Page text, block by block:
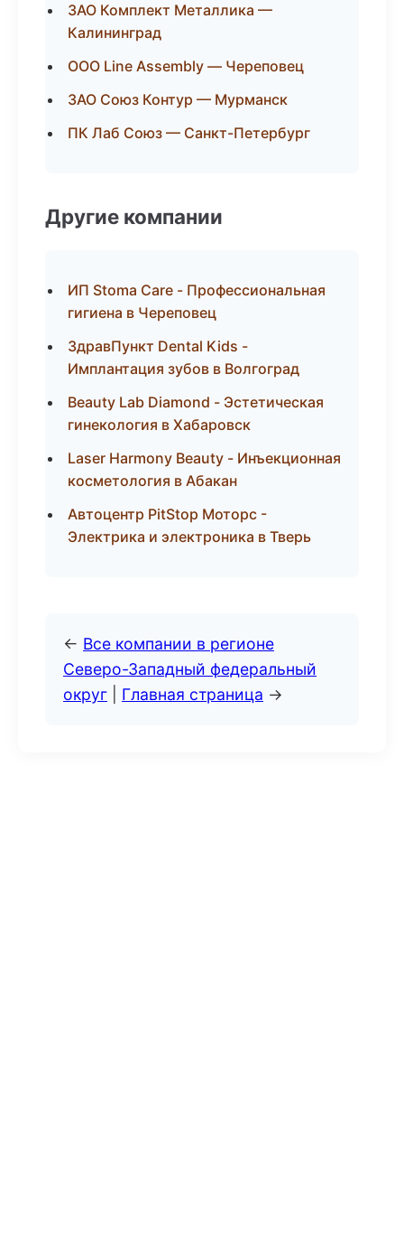
ЗАО Комплект Металлика —
Калининград
ООО Line Assembly — Череповец
ЗАО Союз Контур — Мурманск
ПК Лаб Союз — Санкт-Петербург
Другие компании
ИП Stoma Care - Профессиональная
гигиена в Череповец
ЗдравПункт Dental Kids -
Имплантация зубов в Волгоград
Beauty Lab Diamond - Эстетическая
гинекология в Хабаровск
Laser Harmony Beauty - Инъекционная
косметология в Абакан
Автоцентр PitStop Моторс -
Электрика и электроника в Тверь
← Все компании в регионе
Северо-Западный федеральный
округ
Главная страница →